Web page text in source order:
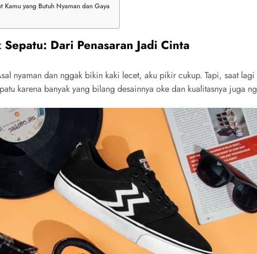
yang Butuh Nyaman dan Gaya
Dari Penasaran Jadi Cinta
nyaman dan nggak bikin kaki lecet, aku pikir cukup. Tapi, saat
karena banyak yang bilang desainnya oke dan kualitasnya juga